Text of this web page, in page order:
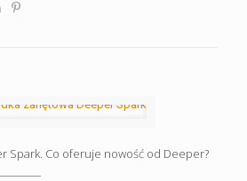
Spark. Co oferuje nowość od Deeper?